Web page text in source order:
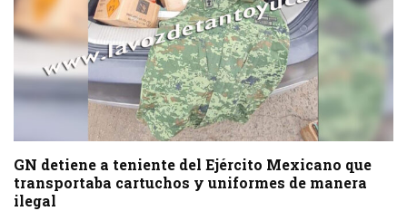
GN detiene a teniente del Ejército Mexicano que
transportaba cartuchos y uniformes de manera
ilegal